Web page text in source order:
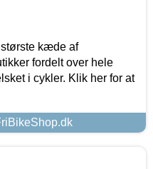
kæde af
fordelt over hele
i cykler. Klik her for at